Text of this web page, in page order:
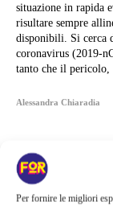
Per fornire le migliori
situazione in rapida
risultare sempre
disponibili. Si cerca di
coronavirus (2019-
tanto che il pericolo,
Alessandra Chiaradia